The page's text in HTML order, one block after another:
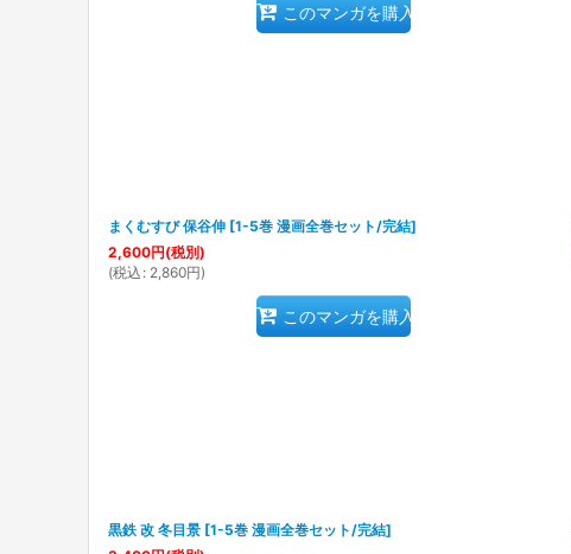
このマンガを購入
まくむすび 保谷伸 [1-5巻 漫画全巻セット/完結]
2,600円(税別)
(税込 : 2,860円)
このマンガを購入
黒鉄 改 冬目景 [1-5巻 漫画全巻セット/完結]